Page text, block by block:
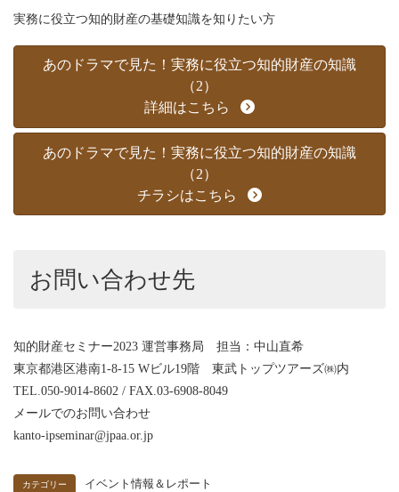
実務に役立つ知的財産の基礎知識を知りたい方
あのドラマで見た！実務に役立つ知的財産の知識
（2）
詳細はこちら
あのドラマで見た！実務に役立つ知的財産の知識
（2）
チラシはこちら
お問い合わせ先
知的財産セミナー2023 運営事務局 担当：中山直希
東京都港区港南1-8-15 Wビル19階 東武トップツアーズ㈱内
TEL.050-9014-8602 / FAX.03-6908-8049
メールでのお問い合わせ
kanto-ipseminar@jpaa.or.jp
カテゴリー イベント情報＆レポート